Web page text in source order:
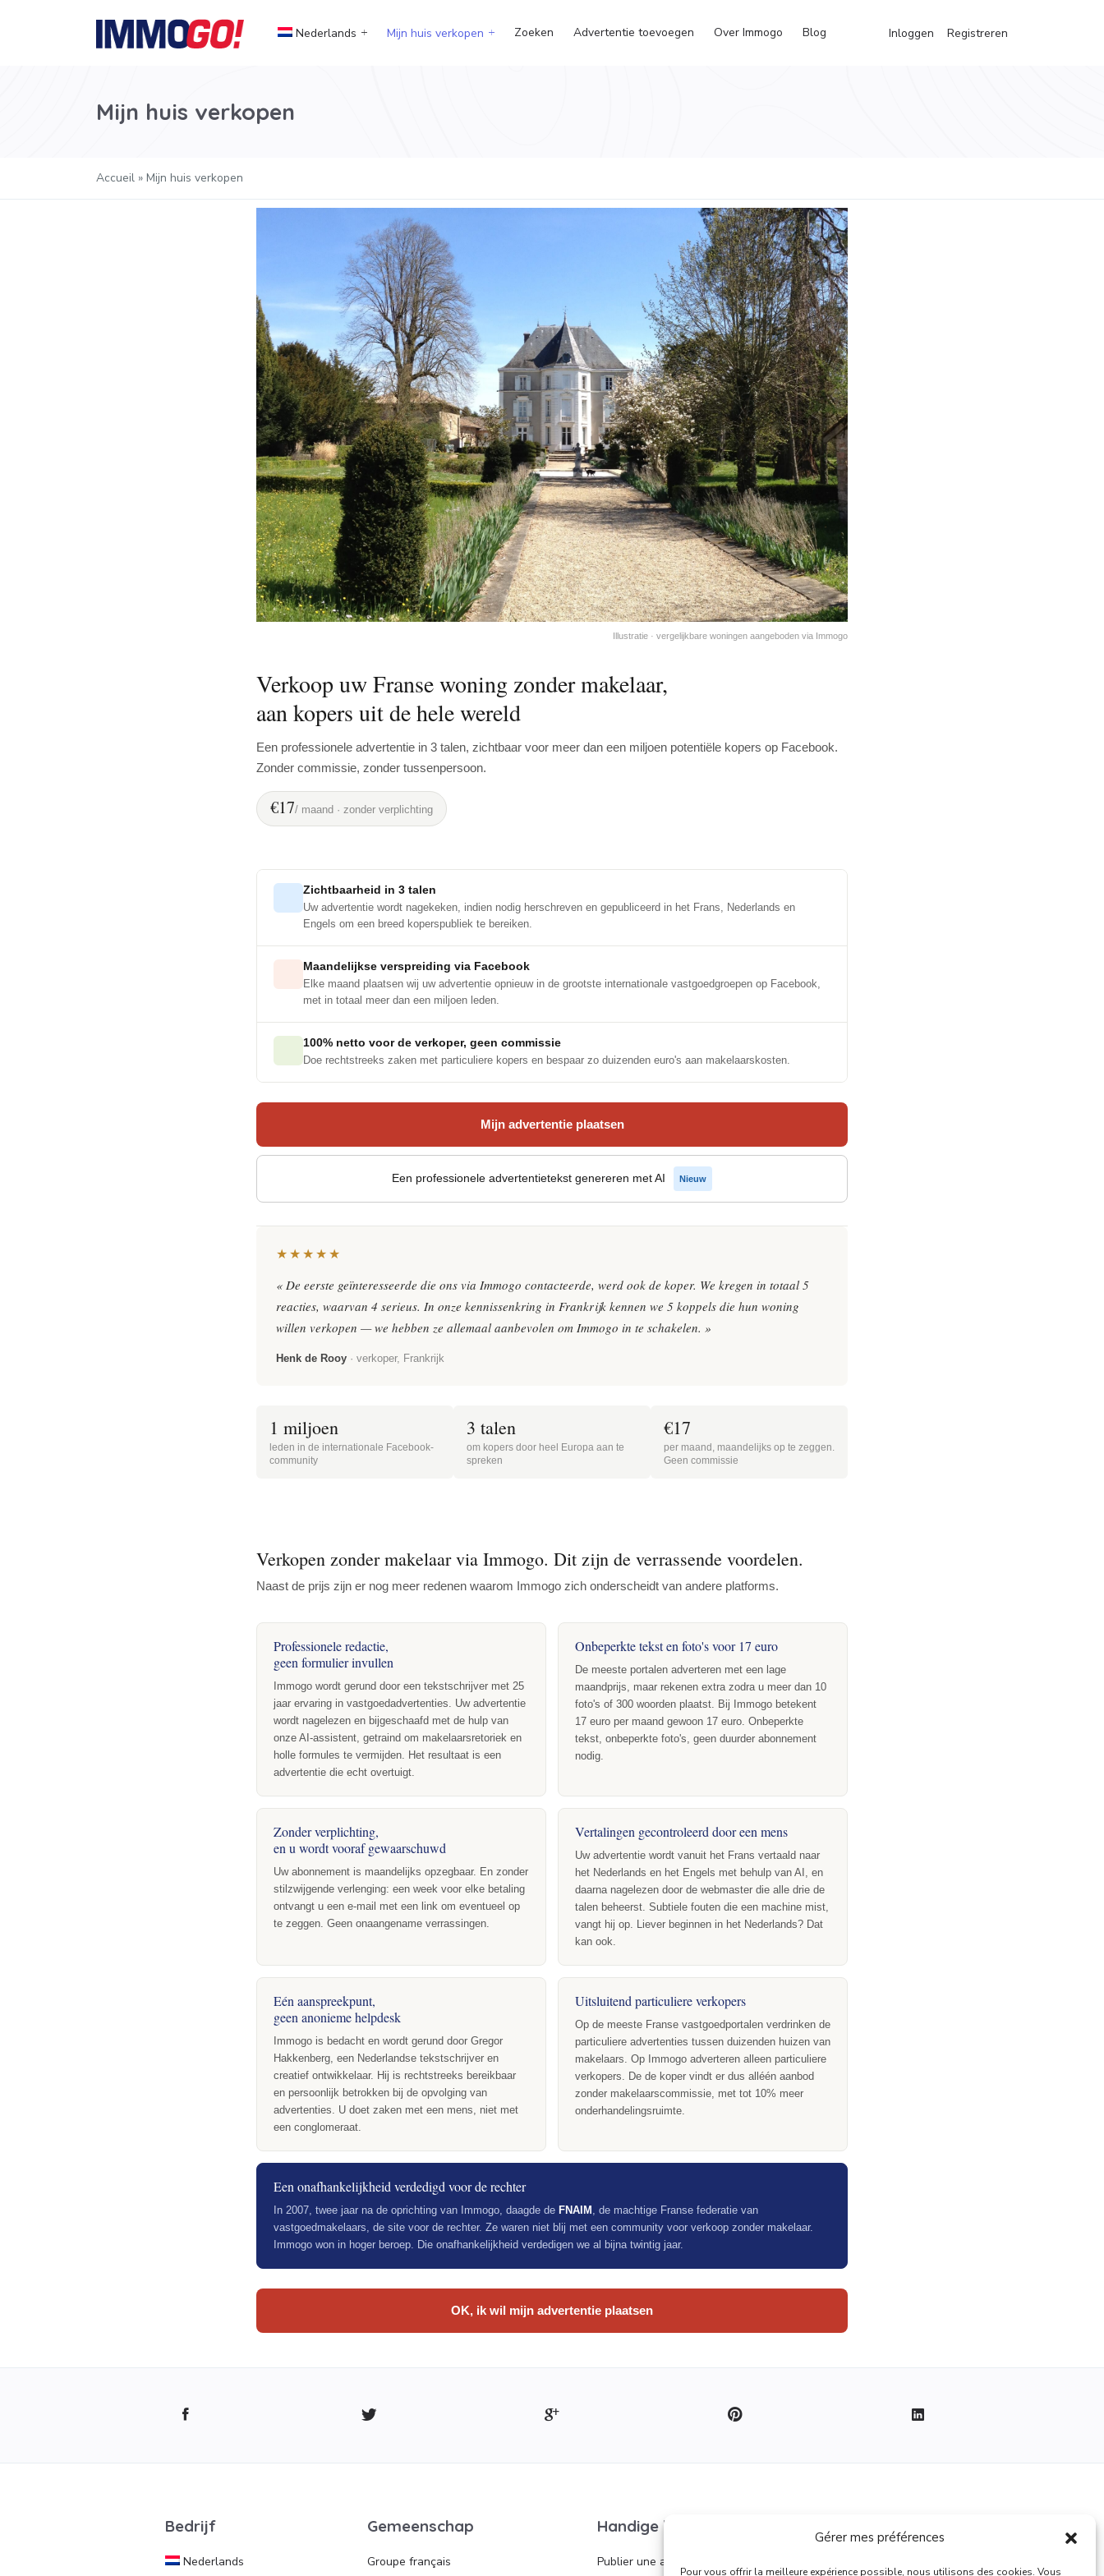
Gérer mes préférences
Pour vous offrir la meilleure expérience possible, nous utilisons des cookies. Vous
Nederlands Mijn huis verkopen Zoeken Advertentie toevoegen Over Immogo Blog Inloggen Registreren
Mijn huis verkopen
Accueil » Mijn huis verkopen
Illustratie · vergelijkbare woningen aangeboden via Immogo
Verkoop uw Franse woning zonder makelaar,
aan kopers uit de hele wereld
Een professionele advertentie in 3 talen, zichtbaar voor meer dan een miljoen potentiële kopers op Facebook.
Zonder commissie, zonder tussenpersoon.
€17/ maand · zonder verplichting
Zichtbaarheid in 3 talen
Uw advertentie wordt nagekeken, indien nodig herschreven en gepubliceerd in het Frans, Nederlands en
Engels om een breed koperspubliek te bereiken.
Maandelijkse verspreiding via Facebook
Elke maand plaatsen wij uw advertentie opnieuw in de grootste internationale vastgoedgroepen op Facebook,
met in totaal meer dan een miljoen leden.
100% netto voor de verkoper, geen commissie
Doe rechtstreeks zaken met particuliere kopers en bespaar zo duizenden euro's aan makelaarskosten.
Mijn advertentie plaatsen
Een professionele advertentietekst genereren met AI Nieuw
★★★★★
« De eerste geïnteresseerde die ons via Immogo contacteerde, werd ook de koper. We kregen in totaal 5
reacties, waarvan 4 serieus. In onze kennissenkring in Frankrijk kennen we 5 koppels die hun woning
willen verkopen — we hebben ze allemaal aanbevolen om Immogo in te schakelen. »
Henk de Rooy · verkoper, Frankrijk
1 miljoen
leden in de internationale Facebook-
community
3 talen
om kopers door heel Europa aan te
spreken
€17
per maand, maandelijks op te zeggen.
Geen commissie
Verkopen zonder makelaar via Immogo. Dit zijn de verrassende voordelen.
Naast de prijs zijn er nog meer redenen waarom Immogo zich onderscheidt van andere platforms.
Professionele redactie,
geen formulier invullen
Immogo wordt gerund door een tekstschrijver met 25
jaar ervaring in vastgoedadvertenties. Uw advertentie
wordt nagelezen en bijgeschaafd met de hulp van
onze AI-assistent, getraind om makelaarsretoriek en
holle formules te vermijden. Het resultaat is een
advertentie die echt overtuigt.
Onbeperkte tekst en foto's voor 17 euro
De meeste portalen adverteren met een lage
maandprijs, maar rekenen extra zodra u meer dan 10
foto's of 300 woorden plaatst. Bij Immogo betekent
17 euro per maand gewoon 17 euro. Onbeperkte
tekst, onbeperkte foto's, geen duurder abonnement
nodig.
Zonder verplichting,
en u wordt vooraf gewaarschuwd
Uw abonnement is maandelijks opzegbaar. En zonder
stilzwijgende verlenging: een week voor elke betaling
ontvangt u een e-mail met een link om eventueel op
te zeggen. Geen onaangename verrassingen.
Vertalingen gecontroleerd door een mens
Uw advertentie wordt vanuit het Frans vertaald naar
het Nederlands en het Engels met behulp van AI, en
daarna nagelezen door de webmaster die alle drie de
talen beheerst. Subtiele fouten die een machine mist,
vangt hij op. Liever beginnen in het Nederlands? Dat
kan ook.
Eén aanspreekpunt,
geen anonieme helpdesk
Immogo is bedacht en wordt gerund door Gregor
Hakkenberg, een Nederlandse tekstschrijver en
creatief ontwikkelaar. Hij is rechtstreeks bereikbaar
en persoonlijk betrokken bij de opvolging van
advertenties. U doet zaken met een mens, niet met
een conglomeraat.
Uitsluitend particuliere verkopers
Op de meeste Franse vastgoedportalen verdrinken de
particuliere advertenties tussen duizenden huizen van
makelaars. Op Immogo adverteren alleen particuliere
verkopers. De de koper vindt er dus alléén aanbod
zonder makelaarscommissie, met tot 10% meer
onderhandelingsruimte.
Een onafhankelijkheid verdedigd voor de rechter
In 2007, twee jaar na de oprichting van Immogo, daagde de FNAIM , de machtige Franse federatie van
vastgoedmakelaars, de site voor de rechter. Ze waren niet blij met een community voor verkoop zonder makelaar.
Immogo won in hoger beroep. Die onafhankelijkheid verdedigen we al bijna twintig jaar.
OK, ik wil mijn advertentie plaatsen
Bedrijf
Nederlands
Gemeenschap
Groupe français
Handige links
Publier une annonce
Juridisch